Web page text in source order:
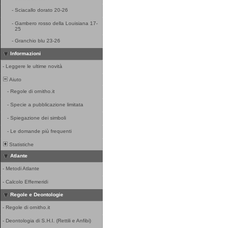
- Sciacallo dorato 20-26
- Gambero rosso della Louisiana 17-
25
- Granchio blu 23-26
Informazioni
- Leggere le ultime novità
Aiuto
- Regole di ornitho.it
- Specie a pubblicazione limitata
- Spiegazione dei simboli
- Le domande più frequenti
Statistiche
Atlante
- Metodi Atlante
- Calcolo Effemeridi
Regole e Deontologie
- Regole di ornitho.it
- Deontologia di S.H.I. (Rettili e Anfibi)